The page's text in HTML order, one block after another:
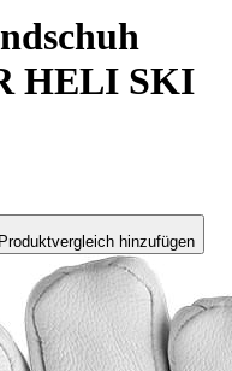
HELI SKI
hinzufügen